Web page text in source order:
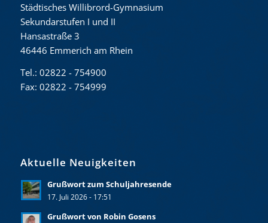
Städtisches Willibrord-Gymnasium
Sekundarstufen I und II
Hansastraße 3
46446 Emmerich am Rhein
Tel.: 02822 - 754900
Fax: 02822 - 754999
Aktuelle Neuigkeiten
Grußwort zum Schuljahresende
17. Juli 2026 - 17:51
Grußwort von Robin Gosens